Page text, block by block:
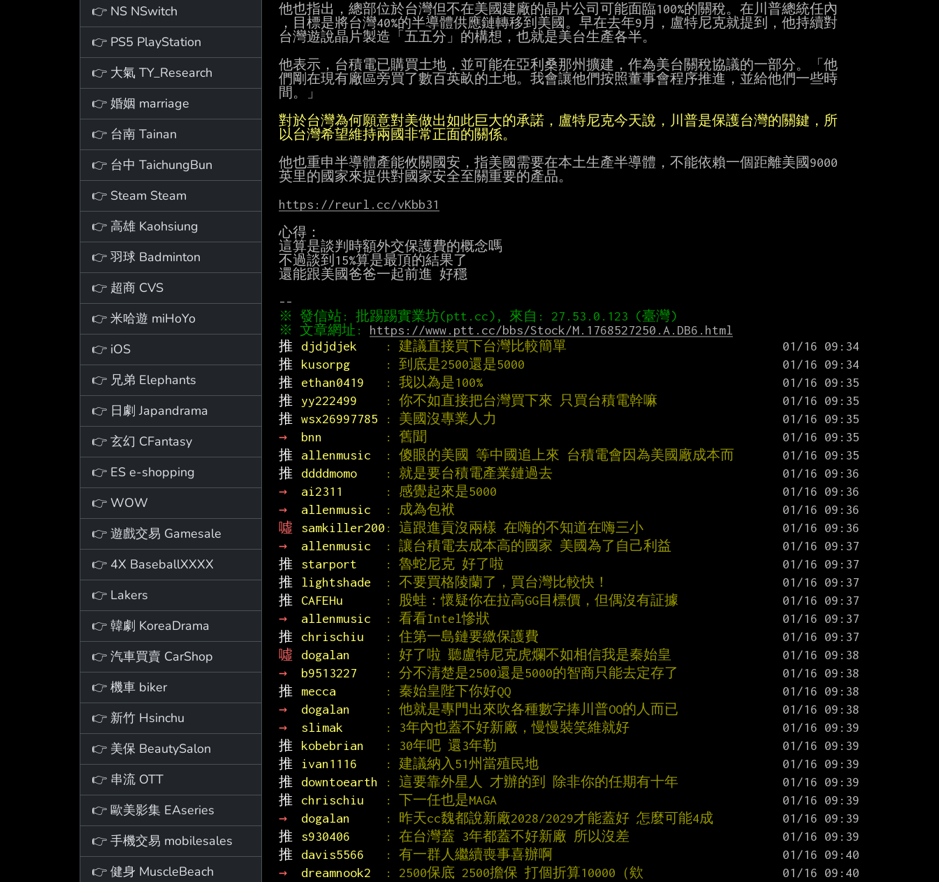
👉 NS NSwitch
👉 PS5 PlayStation
👉 大氣 TY_Research
👉 婚姻 marriage
👉 台南 Tainan
👉 台中 TaichungBun
👉 Steam Steam
👉 高雄 Kaohsiung
👉 羽球 Badminton
👉 超商 CVS
👉 米哈遊 miHoYo
👉 iOS
👉 兄弟 Elephants
👉 日劇 Japandrama
👉 玄幻 CFantasy
👉 ES e-shopping
👉 WOW
👉 遊戲交易 Gamesale
👉 4X BaseballXXXX
👉 Lakers
👉 韓劇 KoreaDrama
👉 汽車買賣 CarShop
👉 機車 biker
👉 新竹 Hsinchu
👉 美保 BeautySalon
👉 串流 OTT
👉 歐美影集 EAseries
👉 手機交易 mobilesales
👉 健身 MuscleBeach
他也指出，總部位於台灣但不在美國建廠的晶片公司可能面臨100%的關稅。在川普總統任內
，目標是將台灣40%的半導體供應鏈轉移到美國。早在去年9月，盧特尼克就提到，他持續對
台灣遊說晶片製造「五五分」的構想，也就是美台生產各半。
他表示，台積電已購買土地，並可能在亞利桑那州擴建，作為美台關稅協議的一部分。「他
們剛在現有廠區旁買了數百英畝的土地。我會讓他們按照董事會程序推進，並給他們一些時
間。」
對於台灣為何願意對美做出如此巨大的承諾，盧特尼克今天說，川普是保護台灣的關鍵，所
以台灣希望維持兩國非常正面的關係。
他也重申半導體產能攸關國安，指美國需要在本土生產半導體，不能依賴一個距離美國9000
英里的國家來提供對國家安全至關重要的產品。
https://reurl.cc/vKbb31
心得：
這算是談判時額外交保護費的概念嗎
不過談到15%算是最頂的結果了
還能跟美國爸爸一起前進 好穩
※ 文章網址: https://www.ptt.cc/bbs/Stock/M.1768527250.A.DB6.html
推
djdjdjek : 建議直接買下台灣比較簡單
推
kusorpg : 到底是2500還是5000
推
ethan0419 : 我以為是100%
推
yy222499 : 你不如直接把台灣買下來 只買台積電幹嘛
推 wsx26997785 : 美國沒專業人力
→
bnn : 舊聞
推
allenmusic : 傻眼的美國 等中國追上來 台積電會因為美國廠成本而
推
ddddmomo : 就是要台積電產業鏈過去
→
ai2311 : 感覺起來是5000
→
allenmusic : 成為包袱
噓
samkiller200 : 這跟進貢沒兩樣 在嗨的不知道在嗨三小
→
allenmusic : 讓台積電去成本高的國家 美國為了自己利益
推
starport : 魯蛇尼克 好了啦
推
lightshade : 不要買格陵蘭了，買台灣比較快！
推
CAFEHu : 股蛙：懷疑你在拉高GG目標價，但偶沒有証據
→
allenmusic : 看看Intel慘狀
推
chrischiu : 住第一島鏈要繳保護費
噓
dogalan : 好了啦 聽盧特尼克虎爛不如相信我是秦始皇
→
b9513227 : 分不清楚是2500還是5000的智商只能去定存了
推
mecca : 秦始皇陛下你好QQ
→
dogalan : 他就是專門出來吹各種數字捧川普OO的人而已
→
slimak : 3年內也蓋不好新廠，慢慢裝笑維就好
推
kobebrian : 30年吧 還3年勒
推
ivan1116 : 建議納入51州當殖民地
推
downtoearth : 這要靠外星人 才辦的到 除非你的任期有十年
推
chrischiu : 下一任也是MAGA
→
dogalan : 昨天cc魏都說新廠2028/2029才能蓋好 怎麼可能4成
推
s930406 : 在台灣蓋 3年都蓋不好新廠 所以沒差
推
davis5566 : 有一群人繼續喪事喜辦啊
→
dreamnook2 : 2500保底 2500擔保 打個折算10000（欸